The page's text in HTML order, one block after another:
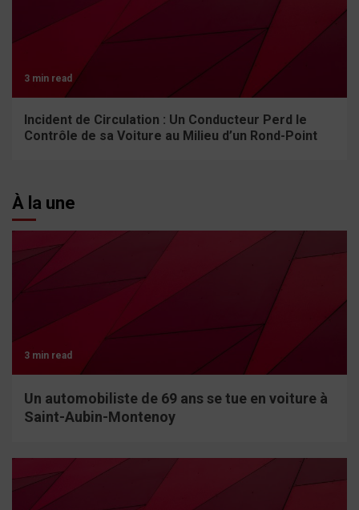
3 min read
Incident de Circulation : Un Conducteur Perd le
Contrôle de sa Voiture au Milieu d’un Rond-Point
À la une
3 min read
Un automobiliste de 69 ans se tue en voiture à
Saint-Aubin-Montenoy